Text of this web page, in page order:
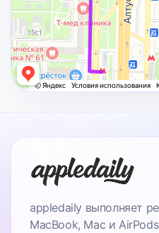
appledaily выполняет
MacBook, Mac и